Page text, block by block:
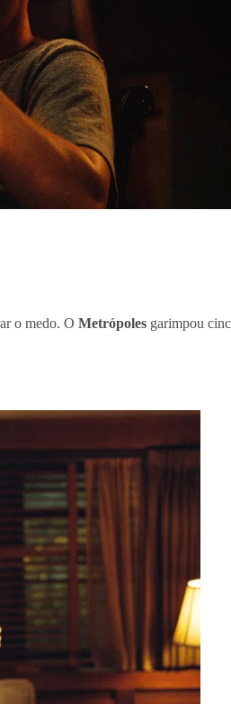
o medo. O Metrópoles garimpou